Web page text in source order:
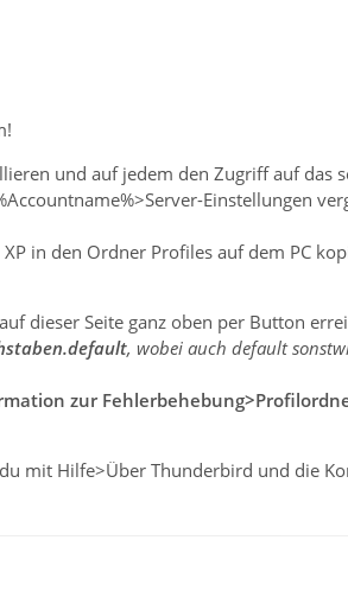
und auf jedem den Zugriff auf
Einstellungen
in den Ordner Profiles auf dem PC
dieser Seite ganz oben per Button
, wobei auch default
zur
mit Hilfe>Über Thunderbird und die